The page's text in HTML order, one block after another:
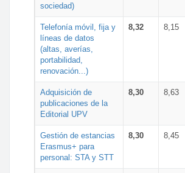
sociedad)
Telefonía móvil, fija y
líneas de datos
(altas, averías,
portabilidad,
renovación...)
8,32 8,15
Adquisición de
publicaciones de la
Editorial UPV
8,30 8,63
Gestión de estancias
Erasmus+ para
personal: STA y STT
8,30 8,45